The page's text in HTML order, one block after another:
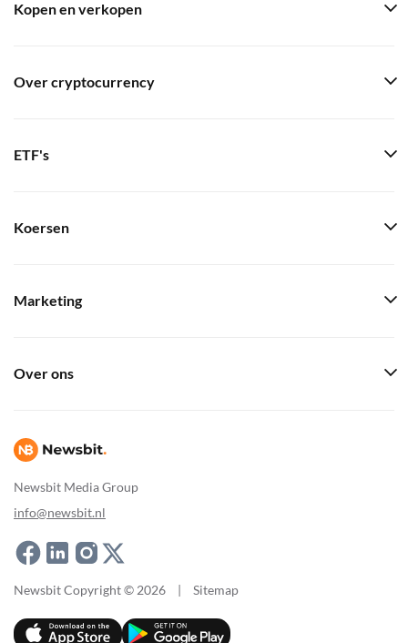
Newsbit Media Group
info@newsbit.nl
Kopen en verkopen
Over cryptocurrency
ETF's
Koersen
Marketing
Over ons
Newsbit Copyright © 2026 | Sitemap